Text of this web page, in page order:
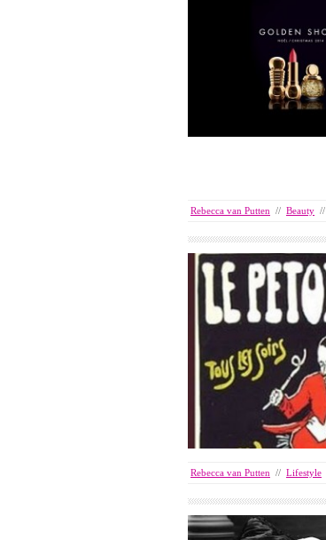
Rebecca van Putten // Beauty //
Rebecca van Putten // Lifestyle